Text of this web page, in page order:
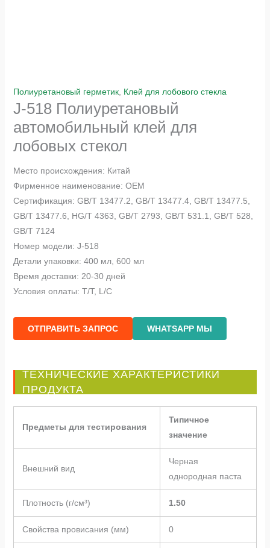
Полиуретановый герметик, Клей для лобового стекла
J-518 Полиуретановый
автомобильный клей для
лобовых стекол
Место происхождения: Китай
Фирменное наименование: OEM
Сертификация: GB/T 13477.2, GB/T 13477.4, GB/T 13477.5,
GB/T 13477.6, HG/T 4363, GB/T 2793, GB/T 531.1, GB/T 528,
GB/T 7124
Номер модели: J-518
Детали упаковки: 400 мл, 600 мл
Время доставки: 20-30 дней
Условия оплаты: T/T, L/C
ОТПРАВИТЬ ЗАПРОС WHATSAPP МЫ
ТЕХНИЧЕСКИЕ ХАРАКТЕРИСТИКИ
ПРОДУКТА
Предметы для тестирования
Типичное
значение
Внешний вид
Черная
однородная паста
Плотность (г/см³) 1.50
Свойства провисания (мм) 0